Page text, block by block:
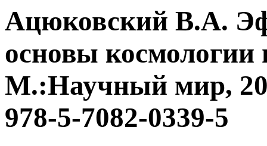
Ацюковский В.А.
основы космологии
М.:Научный мир,
978-5-7082-0339-5